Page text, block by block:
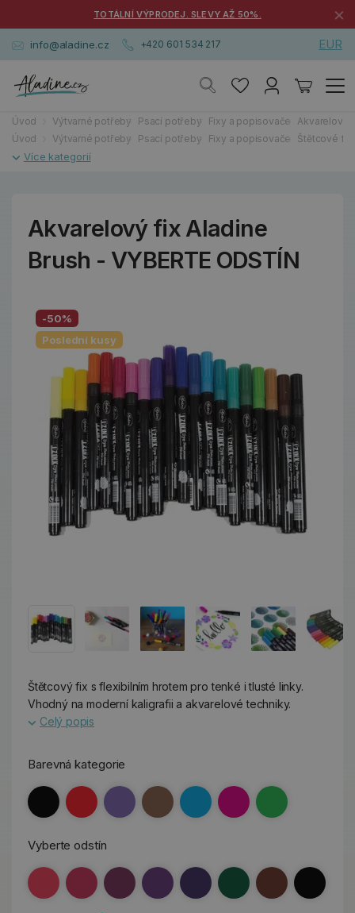
TOTÁLNÍ VÝPRODEJ. SLEVY AŽ 50%. ×
info@aladine.cz +420 601 534 217 EUR
Úvod Výtvarné potřeby Psací potřeby Fixy a popisovače
Akvarelové
Úvod
Výtvarné potřeby Psací potřeby Fixy a popisovače Štětcové
Akvarelový fix Aladine
Brush - VYBERTE ODSTÍN
-50%
Poslední kusy
Štětcový fix s flexibilním hrotem pro tenké i tlusté linky.
Vhodný na moderní kaligrafii a akvarelové techniky.
Celý popis
Barevná kategorie
Vyberte odstín